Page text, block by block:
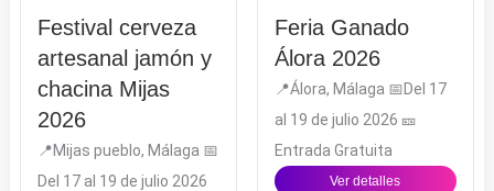
m
Festival cerveza
artesanal jamón y
chacina Mijas
2026
📍Mijas pueblo, Málaga 📅
Del 17 al 19 de julio 2026
Feria Ganado
Álora 2026
📍Álora, Málaga 📅Del 17
al 19 de julio 2026 🎫
Entrada Gratuita
Ver detalles